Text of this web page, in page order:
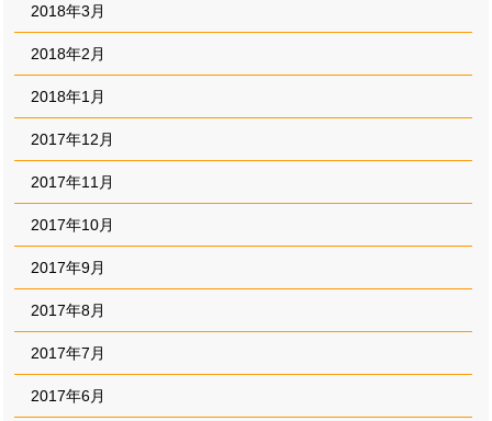
2018年3月
2018年2月
2018年1月
2017年12月
2017年11月
2017年10月
2017年9月
2017年8月
2017年7月
2017年6月